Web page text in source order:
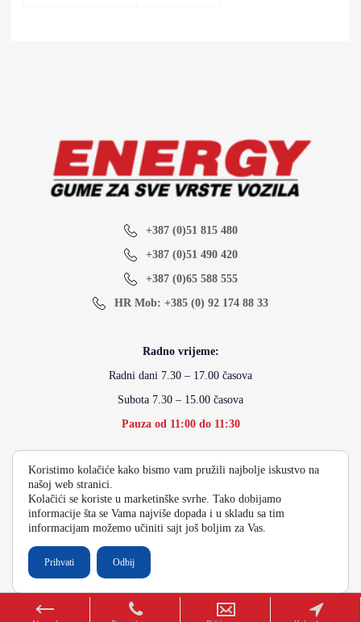
+387 (0)51 815 480
+387 (0)51 490 420
+387 (0)65 588 555
HR Mob: +385 (0) 92 174 88 33
Radno vrijeme:
Radni dani 7.30 – 17.00 časova
Subota 7.30 – 15.00 časova
Pauza od 11:00 do 11:30
info@energydoo.com
2026 Copyright Energy Auto Gume
Koristimo kolačiće kako bismo vam pružili najbolje iskustvo na
našoj web stranici.
Kolačići se koriste u marketinške svrhe. Tako dobijamo
informacije šta se Vama najviše dopada i u skladu sa tim
informacijam možemo učiniti sajt još boljim za Vas.
Prihvati Odbij